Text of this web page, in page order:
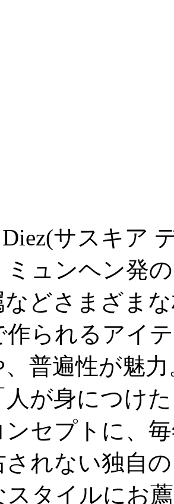
Diez(サスキア
ミュンヘン発
どさまざま
作られるアイ
、普遍性が魅
人が身につけ
ンセプトに、
されない独自
スタイルにお